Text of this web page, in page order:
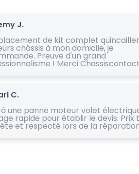
J.
de kit complet
châssis à mon domicile, je
Preuve d'un grand
! Merci
C.
à une panne moteur volet
rapide pour établir le devis. Prix
et respecté lors de la